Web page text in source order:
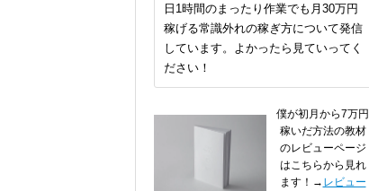
日1時間のまったり作業でも月30万円
稼げる常識外れの稼ぎ方について発信
しています。よかったら見ていってく
ださい！
僕が初月から7万円
稼いだ方法の教材
のレビューページ
はこちらから見れ
ます！→ レビュー